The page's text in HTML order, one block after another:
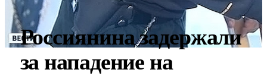
Россиянина задержали
за нападение на